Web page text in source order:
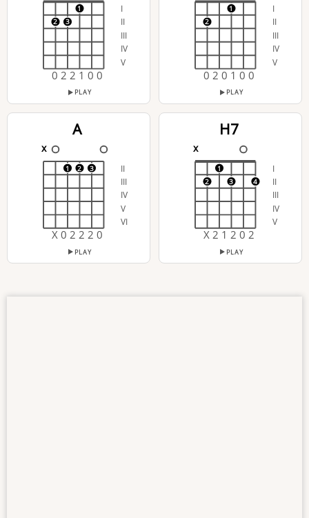
I
II
III
IV
V
2 3
1
0 2 2 1 0 0
PLAY
I
II
III
IV
V
2
1
0 2 0 1 0 0
PLAY
A
x
II
III
IV
V
VI
1 2 3
X 0 2 2 2 0
PLAY
H7
x
I
II
III
IV
V
2
1
3 4
X 2 1 2 0 2
PLAY